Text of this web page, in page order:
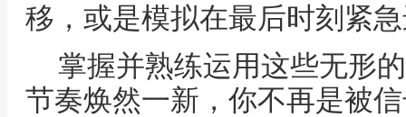
移，或是模拟在最后时刻紧
掌握并熟练运用这些无形
节奏焕然一新，你不再是被